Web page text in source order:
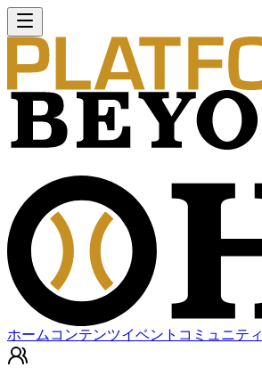
ホーム コンテンツイベント コミュニティ